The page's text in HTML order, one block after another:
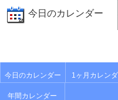
今日のカレンダー
今日のカレンダー 1ヶ月カレン
年間カレンダー